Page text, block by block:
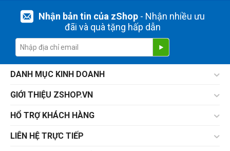
Nhận bản tin của zShop- Nhận nhiều ưu
đãi và quà tặng hấp dẫn
DANH MỤC KINH DOANH
GIỚI THIỆU ZSHOP.VN
HỔ TRỢ KHÁCH HÀNG
LIÊN HỆ TRỰC TIẾP